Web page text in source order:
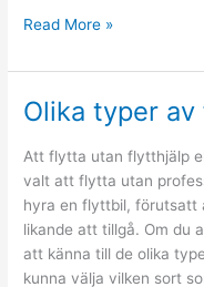
Flyttips
dig
flyttar
första
Read More »
Olika typer
Att flytta utan flytthjälp
valt att flytta utan
hyra en flyttbil, förutsatt
likande att tillgå. Om du
att känna till de olika
kunna välja vilken sort